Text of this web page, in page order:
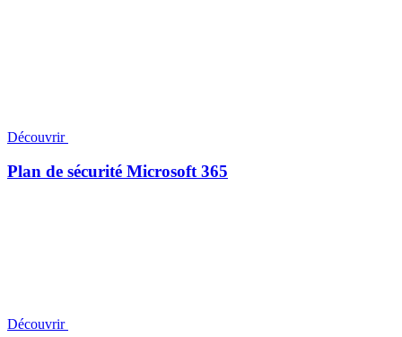
Découvrir
Plan de sécurité Microsoft 365
Découvrir